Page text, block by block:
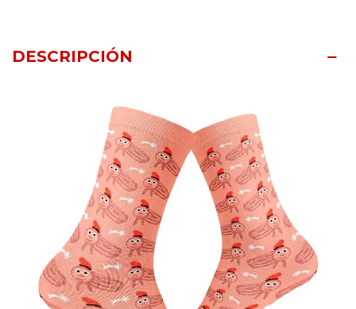
DESCRIPCIÓN